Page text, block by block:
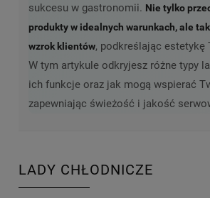
sukcesu w gastronomii. Nie tylko
produkty w idealnych warunkach, ale
wzrok klientów, podkreślając estetykę
W tym artykule odkryjesz różne typy
ich funkcje oraz jak mogą wspierać
zapewniając świeżość i jakość
LADY CHŁODNICZE